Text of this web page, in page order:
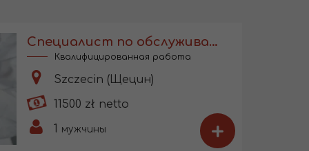
Специалист по обслуживанию компрессоров для мед. оборудования
Квалифицированная работа
Szczecin (Щецин)
11500 zł netto
1 мужчины +